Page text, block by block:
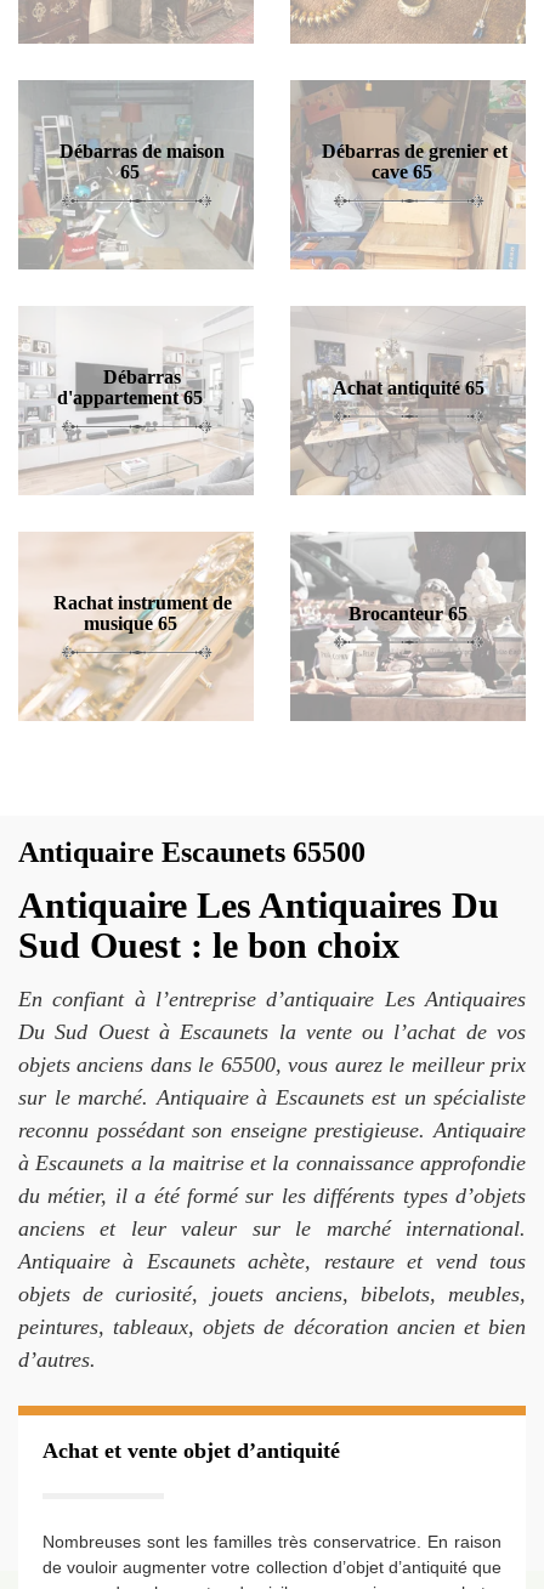
Débarras de maison
65
Débarras de grenier et
cave 65
Débarras
d'appartement 65
Achat antiquité 65
Rachat instrument de
musique 65
Brocanteur 65
Antiquaire Escaunets 65500
Antiquaire Les Antiquaires Du
Sud Ouest : le bon choix
En confiant à l’entreprise d’antiquaire Les Antiquaires
Du Sud Ouest à Escaunets la vente ou l’achat de vos
objets anciens dans le 65500, vous aurez le meilleur prix
sur le marché. Antiquaire à Escaunets est un spécialiste
reconnu possédant son enseigne prestigieuse. Antiquaire
à Escaunets a la maitrise et la connaissance approfondie
du métier, il a été formé sur les différents types d’objets
anciens et leur valeur sur le marché international.
Antiquaire à Escaunets achète, restaure et vend tous
objets de curiosité, jouets anciens, bibelots, meubles,
peintures, tableaux, objets de décoration ancien et bien
d’autres.
Achat et vente objet d’antiquité
Nombreuses sont les familles très conservatrice. En raison
de vouloir augmenter votre collection d’objet d’antiquité que